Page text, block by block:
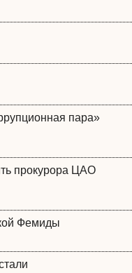
пара»
прокурора ЦАО
Фемиды